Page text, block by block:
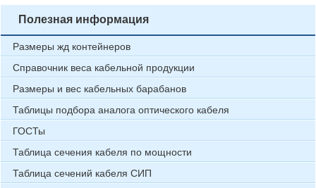
Полезная информация
Размеры жд контейнеров
Справочник веса кабельной продукции
Размеры и вес кабельных барабанов
Таблицы подбора аналога оптического кабеля
ГОСТы
Таблица сечения кабеля по мощности
Таблица сечений кабеля СИП